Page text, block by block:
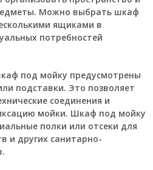
Можно выбрать шкаф
ящиками в
потребностей
под мойку предусмотрены
подставки. Это позволяет
соединения и
мойки. Шкаф под мойку
полки или отсеки для
и других санитарно-